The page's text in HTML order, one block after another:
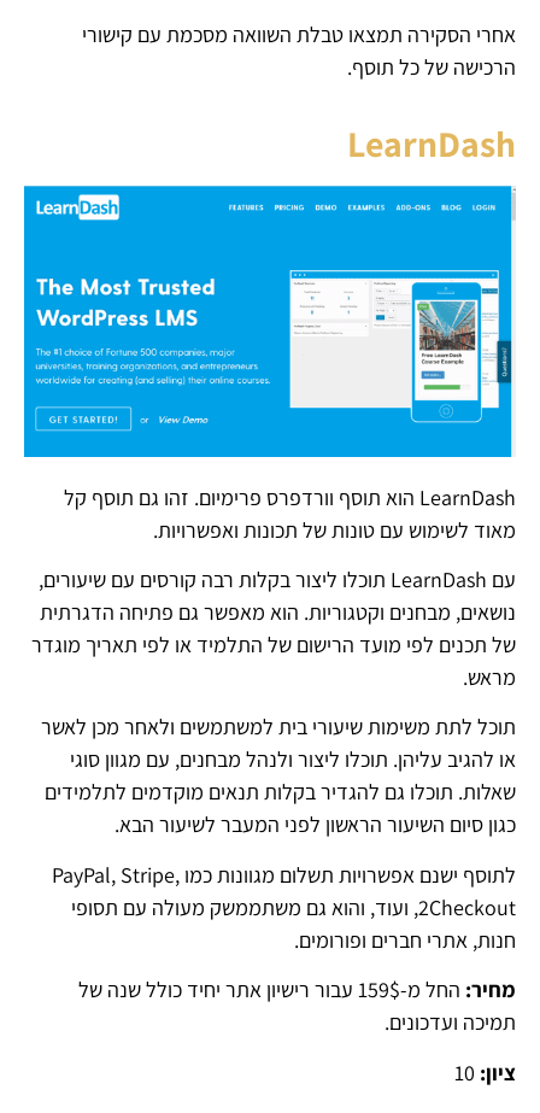
אחרי הסקירה תמצאו טבלת השוואה מסכמת עם קישורי
הרכישה של כל תוסף.
LearnDash
LearnDash הוא תוסף וורדפרס פרימיום. זהו גם תוסף קל
מאוד לשימוש עם טונות של תכונות ואפשרויות.
עם LearnDash תוכלו ליצור בקלות רבה קורסים עם שיעורים,
נושאים, מבחנים וקטגוריות. הוא מאפשר גם פתיחה הדגרתית
של תכנים לפי מועד הרישום של התלמיד או לפי תאריך מוגדר
מראש.
תוכל לתת משימות שיעורי בית למשתמשים ולאחר מכן לאשר
או להגיב עליהן. תוכלו ליצור ולנהל מבחנים, עם מגוון סוגי
שאלות. תוכלו גם להגדיר בקלות תנאים מוקדמים לתלמידים
כגון סיום השיעור הראשון לפני המעבר לשיעור הבא.
לתוסף ישנם אפשרויות תשלום מגוונות כמו PayPal, Stripe,
2Checkout, ועוד, והוא גם משתממשק מעולה עם תסופי
חנות, אתרי חברים ופורומים.
מחיר:
החל מ-159$ עבור רישיון אתר יחיד כולל שנה של
תמיכה ועדכונים.
ציון: